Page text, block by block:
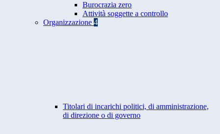
Burocrazia zero
Attività soggette a controllo
Organizzazione 4
Titolari di incarichi politici, di amministrazione,
di direzione o di governo